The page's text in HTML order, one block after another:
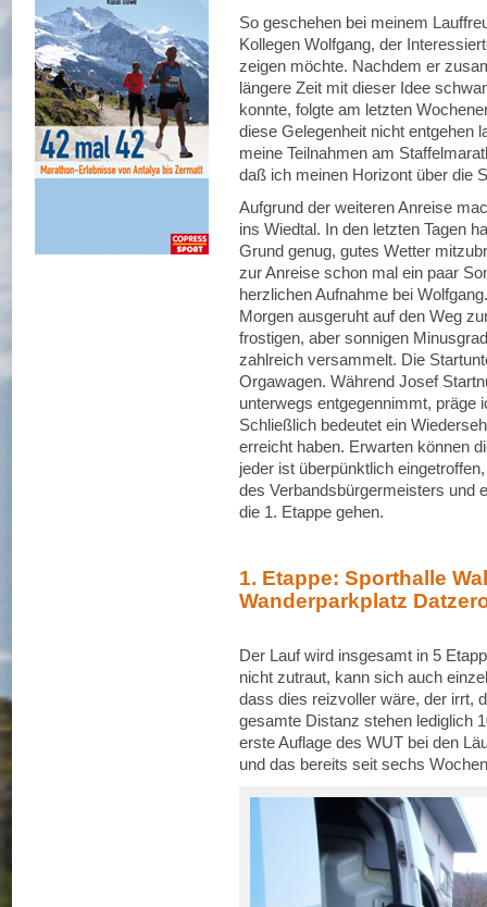
So geschehen bei meinem
Kollegen Wolfgang, der
zeigen möchte. Nachdem er
längere Zeit mit dieser Idee
konnte, folgte am letzten
diese Gelegenheit nicht entgehen
meine Teilnahmen am
daß ich meinen Horizont über die
Aufgrund der weiteren Anreise
ins Wiedtal. In den letzten Tagen
Grund genug, gutes Wetter
zur Anreise schon mal ein paar
herzlichen Aufnahme bei
Morgen ausgeruht auf den Weg
frostigen, aber sonnigen
zahlreich versammelt. Die
Orgawagen. Während Josef
unterwegs entgegennimmt, präge
Schließlich bedeutet ein
erreicht haben. Erwarten können
jeder ist überpünktlich
des Verbandsbürgermeisters und
die 1. Etappe gehen.
1. Etappe: Sporthalle
Wanderparkplatz
Der Lauf wird insgesamt in 5
nicht zutraut, kann sich auch
dass dies reizvoller wäre, der irrt,
gesamte Distanz stehen lediglich
erste Auflage des WUT bei den
und das bereits seit sechs